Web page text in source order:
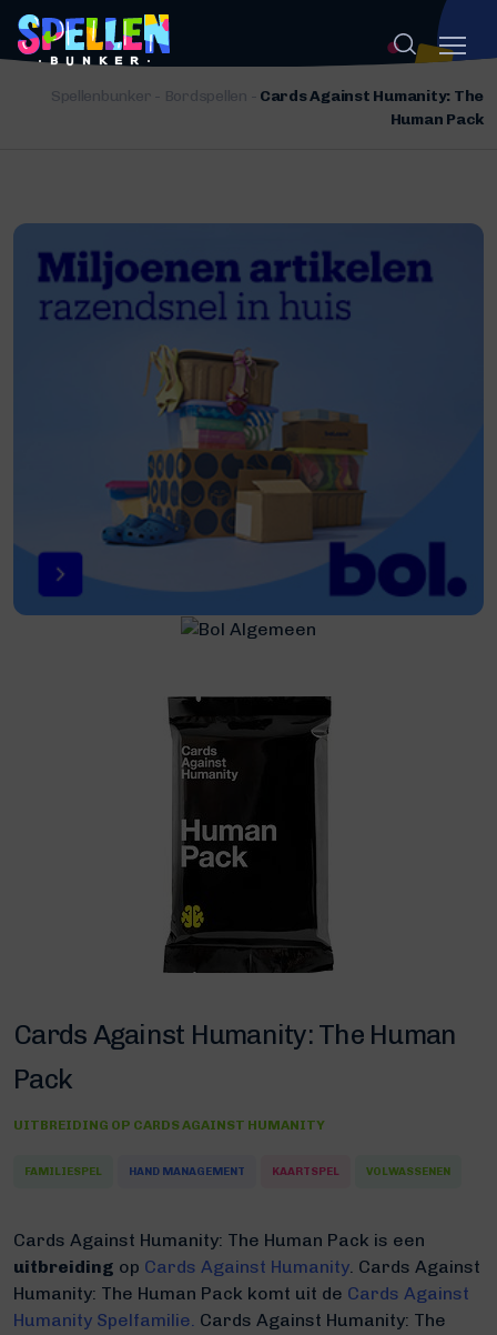
Spellenbunker - Bordspellen - Cards Against Humanity: The
Human Pack
Cards Against Humanity: The Human
Pack
UITBREIDING OP CARDS AGAINST HUMANITY
FAMILIESPEL HAND MANAGEMENT KAARTSPEL VOLWASSENEN
Cards Against Humanity: The Human Pack is een
uitbreiding op Cards Against Humanity. Cards Against
Humanity: The Human Pack komt uit de Cards Against
Humanity Spelfamilie. Cards Against Humanity: The